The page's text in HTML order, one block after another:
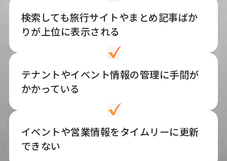
検索しても旅行サイトやまとめ記事ばか
りが上位に表示される
テナントやイベント情報の管理に手間が
かかっている
イベントや営業情報をタイムリーに更新
できない